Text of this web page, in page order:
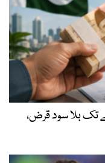
10 لاکھ روپے تک بلا سود قرض،